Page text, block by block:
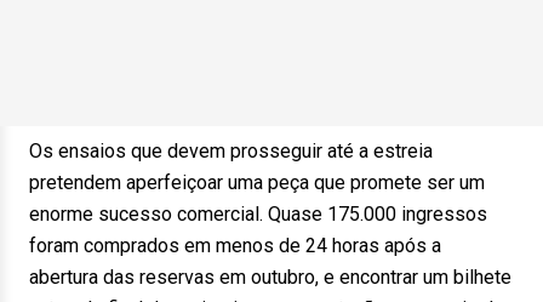
Os ensaios que devem prosseguir até a estreia
pretendem aperfeiçoar uma peça que promete ser um
enorme sucesso comercial. Quase 175.000 ingressos
foram comprados em menos de 24 horas após a
abertura das reservas em outubro, e encontrar um bilhete